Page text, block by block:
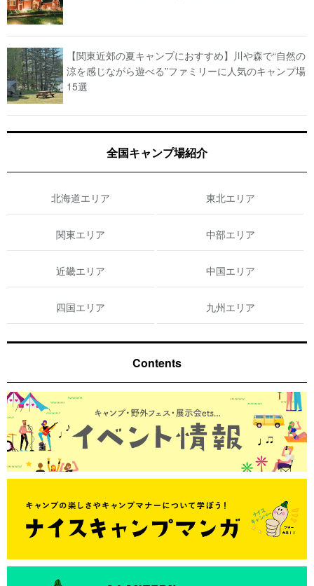
【関東近郊の夏キャンプにおすすめ】川や森で“自然の
涼を感じながら遊べる”ファミリーに人気のキャンプ場
15選
全国キャンプ場紹介
北海道エリア 東北エリア
関東エリア 中部エリア
近畿エリア 中国エリア
四国エリア 九州エリア
Contents